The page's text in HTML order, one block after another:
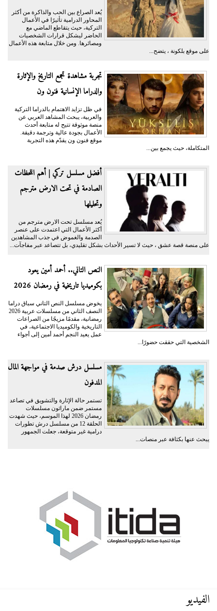
يُعد الصراع بين الحب والذاكرة من أكثر
المحاور الدرامية تأثيرًا في الأعمال
التركية، حيث يتقاطع الماضي مع
الحاضر ليشكل قرارات الشخصيات
ومصائرها. ومن خلال متابعة هذه الأعمال
على موقع بلكونة ، يتضح...
تجربة مشاهدة تجمع التاريخ والإثارة
والدراما الإنسانية فنون ون
في ظل تزايد الاهتمام بالدراما التركية
والعربية، يبحث المشاهد العربي عن
منصة موثوقة تتيح له متابعة أحدث
الأعمال بجودة عالية وترجمة دقيقة.
موقع فنون ون يقدّم هذه التجربة
المتكاملة، حيث يجمع بين...
أفضل مسلسل تركي | أهم اللحظات
الصادمة في تحت الارض مترجم
وتحليلها
يُعد مسلسل تحت الارض مترجم من
أكثر الأعمال التي اعتمدت على عنصر
الصدمة والغموض في جذب المشاهدين
على منصة قصة عشق ، حيث لا تسير الأحداث بشكل تقليدي، بل تتصاعد عبر مفاجآت...
النص التاني.. أحمد أمين يعود
بكوميديا تاريخية في رمضان 2026
يخوض مسلسل النص التاني سباق دراما
النصف الثاني من مسلسلات عربية 2026
رمضانية، مقدمًا مزيجًا من الصراعات
التاريخية والكوميديا الاجتماعية، في
عمل يعيد النجم أحمد أمين إلى أجواء
الشخصية التي حققت حضورًا...
مسلسل درش صدمة في مواجهة المال
المدفون
تستمر حالة الإثارة والتشويق في تصاعد
مستمر ضمن ماراثون مسلسلات
رمضان 2026 لهذا الموسم، حيث شهدت
الحلقة 12 من مسلسل درش تطورات
درامية غير متوقعة، جعلت الجمهور
يبحث عنها بكثافة عبر منصات...
الفيديو